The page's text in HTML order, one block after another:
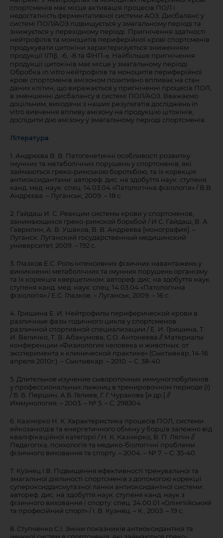
спортсменів має місце активація процесів ПОЛ і
недостатність ферментативної системи АОЗ. Дисбаланс у
системі ПОЛ/АОЗ підвищується у змагальному періоді та
знижується у перехідному періоді. Пригнічення здатності
нейтрофілів та моноцитів периферійної крові спортсменів
продукувати цитокіни характеризується зниженням
продукції ІЛ1β, -6, -8 та ФНП-α. Найбільше пригнічення
продукції цитокінів має місце у змагальному періоді.
Обробка in vitro нейтрофілів та моноцитів периферійної
крові спортсменів амізоном позитивно впливає на стан
даних клітин, що виражається у пригніченні процесів ПОЛ,
в зменшенні дисбалансу в системі ПОЛ/АОЗ. Вважаємо
доцільним, виходячи з наших результатів досліджень in
vitro вивчення впливу амізону на продукцію цітокінів,
дослідити дію амізону у змагальному періоді спортсменів.
Література
1. Андрєєва В. В. Патогенетичні особливості розвитку
імунних та метаболічних порушень у спортсменів, які
займаються греко-римською боротьбою, та їх корекція
антиоксидантами: автореф. дис. на здобуття наук. ступеня
канд. мед. наук: спец. 14.03.04 «Патологічна фізіологія» / В.В.
Андрєєва. – Луганськ, 2009. – 18 с.
2. Гайдаш И. С. Реакции системы крови у спортсменов,
занимающихся греко-римской борьбой / И.С. Гайдаш, В. А.
Гаврилин, А. В. Ушаков, В. В. Андреева [монография]. –
Луганск: Луганский государственный медицинский
университет, 2009. – 192 с.
3. Глазков Е.С. Роль інтенсивних фізичних навантажень у
виникненні метаболічних та імунних порушень організму
та їх корекція кверцетином: автореф. дис. на здобуття наук.
ступеня канд. мед. наук: спец. 14.03.04 «Патологічна
фізіологія» / Е.С. Глазков. – Луганськ, 2009. – 16 с.
4. Гришина Е. И. Нейтрофилы периферической крови в
различные фазы годичного цикла у спортсменов
различной спортивной специализации / Е. И. Гришина, Т.
И. Величко, Т. В. Абакумова, С.О. Антонеева // Материалы
конференции «Физиология человека и животных: от
эксперимента к клинической практике» (Сыктывкар, 14-16
апреля 2010г.). – Сыктывкар. – 2010. – С. 38-40.
5. Длительное изучение сывороточных иммуноглобулинов
у профессиональных лыжниц в тренировочном периоде (I)
/ Б. Б. Першин, А.Б. Гелиев, Г. Г. Чуракова [и др.] //
Иммунология. – 2003. – № 5. – С. 298304.
6. Казімірко Н. К. Характеристика процесів ПОЛ, системи
ейкозаноїдів та енергетичного обміну у борців залежно від
кваліфікаційної категорії / Н. К. Казімірко, В. П. Ляпін //
Педагогіка, психологія та медико-біологічні проблеми
фізичного виховання та спорту. – 2004. – № 7. – С. 35-40.
7. Кузнец І.В. Підвищення ефективності тренувальної та
змагальної діяльності спортсменів з допомогою корекції
супероксиддисмутазної ланки антиоксидантної системи:
автореф. дис. на здобуття наук. ступеня канд. наук з
фізичного виховання і спорту: спец. 24.00.01 «Олімпійський
та професійний спорт» / І. В. Кузнец. – К., 2003. – 19 с.
8. Ступченко С.І. Зміни показників антиоксидантної та